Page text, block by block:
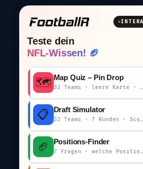
Teste dein
NFL-Wissen! 🏈
🗺️ Map Quiz – Pin Drop
32 Teams · leere Karte · km-Wertung
📋 Draft Simulator
32 Teams · 7 Runden · Scout-Kommentar
🏈 Positions-Finder
7 Fragen · welche Position bist du?